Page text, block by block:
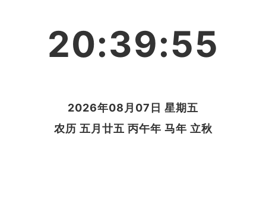
20:39:55
2026年08月07日 星期五
农历 五月廿五 丙午年 马年 立秋